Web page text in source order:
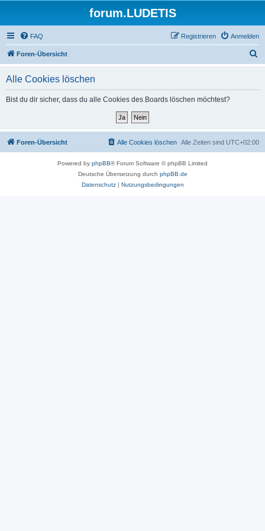
forum.LUDETIS
FAQ Anmelden
Registrieren
Foren-Übersicht
Alle Cookies löschen
Bist du dir sicher, dass du alle Cookies des Boards löschen möchtest?
Foren-Übersicht Alle Zeiten sind UTC+02:00
Alle Cookies löschen
Powered by phpBB® Forum Software © phpBB Limited
Deutsche Übersetzung durch phpBB.de
Datenschutz| Nutzungsbedingungen